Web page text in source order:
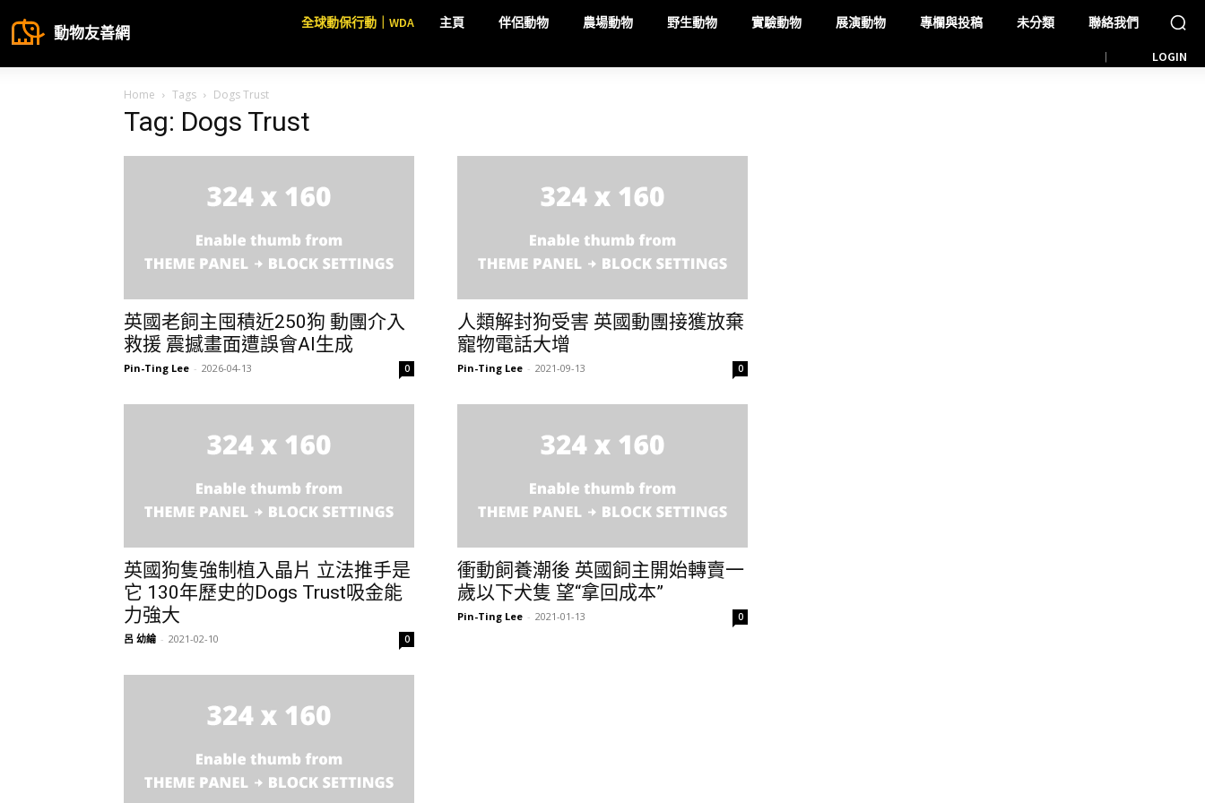
動物友善網
全球動保行動｜WDA 主頁 伴侶動物 農場動物 野生動物 實驗動物 展演動物 專欄與投稿 未分類 聯絡我們
LOGIN
Home Tags Dogs Trust
Tag: Dogs Trust
英國老飼主囤積近250狗 動團介入
救援 震撼畫面遭誤會AI生成
Pin-Ting Lee - 2026-04-13 0
人類解封狗受害 英國動團接獲放棄
寵物電話大增
Pin-Ting Lee - 2021-09-13 0
英國狗隻強制植入晶片 立法推手是
它 130年歷史的Dogs Trust吸金能
力強大
呂 幼綸 - 2021-02-10 0
衝動飼養潮後 英國飼主開始轉賣一
歲以下犬隻 望“拿回成本”
Pin-Ting Lee - 2021-01-13 0